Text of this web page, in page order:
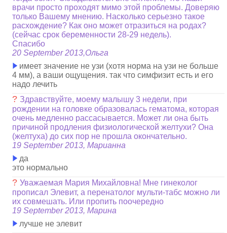
врачи просто проходят мимо этой проблемы. Доверяю
только Вашему мнению. Насколько серьезно такое
расхождение? Как оно может отразиться на родах?
(сейчас срок беременности 28-29 недель).
Спасибо
20 September 2013,Ольга
имеет значение не узи (хотя норма на узи не больше
4 мм), а ваши ощущения. так что симфизит есть и его
надо лечить
? Здравствуйте, моему малышу 3 недели, при
рождении на головке образовалась гематома, которая
очень медленно рассасывается. Может ли она быть
причиной продления физиологической желтухи? Она
(желтуха) до сих пор не прошла окончательно.
19 September 2013, Марианна
да
это нормально
?Уважаемая Мария Михайловна! Мне гинеколог
прописал Элевит, а перенатолог мульти-табс можно ли
их совмешать. Или пропить поочередно
19 September 2013, Марина
лучше не элевит